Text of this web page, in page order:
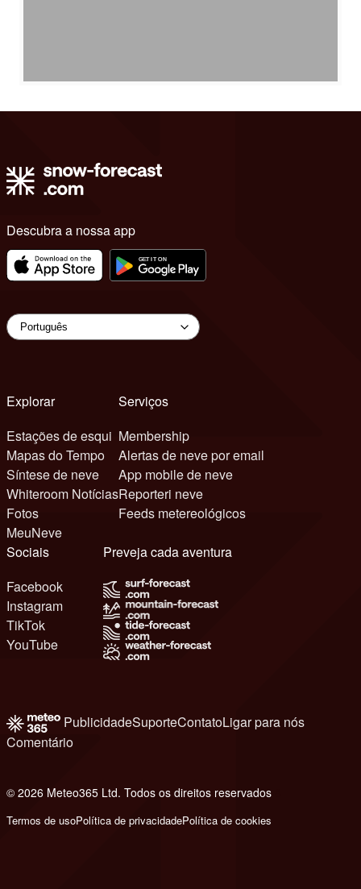
Descubra a nossa app
Explorar
Estações de esqui
Mapas do Tempo
Síntese de neve
Whiteroom Notícias
Fotos
MeuNeve
Serviços
Membership
Alertas de neve por email
App mobile de neve
Reporteri neve
Feeds metereológicos
Sociais
Facebook
Instagram
TikTok
YouTube
Preveja cada aventura
PublicidadeSuporteContatoLigar para nós
Comentário
© 2026 Meteo365 Ltd. Todos os direitos reservados
Termos de usoPolítica de privacidadePolítica de cookies